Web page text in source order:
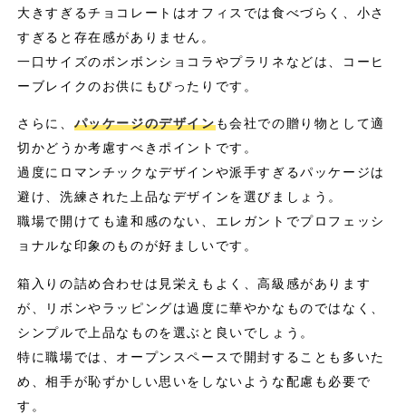
大きすぎるチョコレートはオフィスでは食べづらく、小さ
すぎると存在感がありません。
一口サイズのボンボンショコラやプラリネなどは、コーヒ
ーブレイクのお供にもぴったりです。
さらに、 パッケージのデザインも会社での贈り物として適
切かどうか考慮すべきポイントです。
過度にロマンチックなデザインや派手すぎるパッケージは
避け、洗練された上品なデザインを選びましょう。
職場で開けても違和感のない、エレガントでプロフェッシ
ョナルな印象のものが好ましいです。
箱入りの詰め合わせは見栄えもよく、高級感があります
が、リボンやラッピングは過度に華やかなものではなく、
シンプルで上品なものを選ぶと良いでしょう。
特に職場では、オープンスペースで開封することも多いた
め、相手が恥ずかしい思いをしないような配慮も必要で
す。